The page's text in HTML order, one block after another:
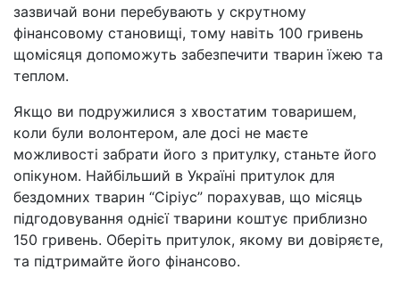
зазвичай вони перебувають у скрутному
фінансовому становищі, тому навіть 100 гривень
щомісяця допоможуть забезпечити тварин їжею та
теплом.
Якщо ви подружилися з хвостатим товаришем,
коли були волонтером, але досі не маєте
можливості забрати його з притулку, станьте його
опікуном. Найбільший в Україні притулок для
бездомних тварин “Сіріус” порахував, що місяць
підгодовування однієї тварини коштує приблизно
150 гривень. Оберіть притулок, якому ви довіряєте,
та підтримайте його фінансово.